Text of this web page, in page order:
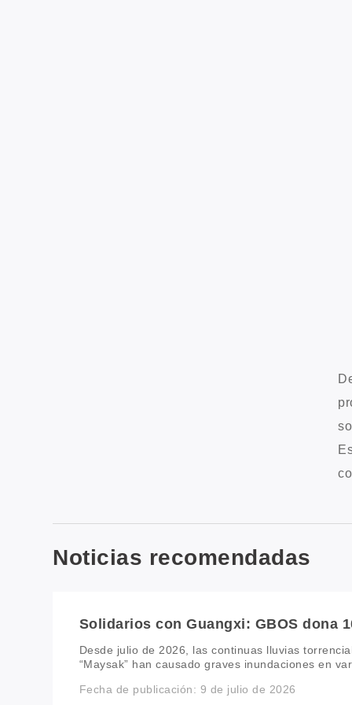
Noticias recomendadas
Solidarios con Guangxi: GBOS dona
inundaciones
Desde julio de 2026, las continuas lluvias
“Maysak” han causado graves inundaciones en
infraestructuras y los medios de vida. En
Fecha de publicación: 9 de julio de 2026